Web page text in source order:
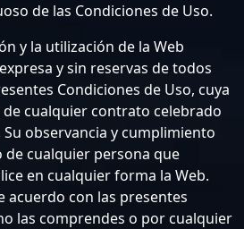
de las Condiciones de Uso.
y la utilización de la Web
y sin reservas de todos
Condiciones de Uso, cuya
de cualquier contrato celebrado
observancia y cumplimiento
de cualquier persona que
en cualquier forma la Web.
acuerdo con las presentes
las comprendes o por cualquier